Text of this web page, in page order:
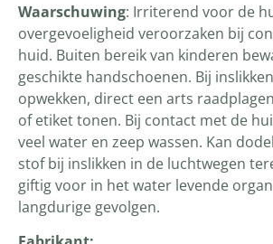
Waarschuwing: Irriterend voor de
overgevoeligheid veroorzaken bij
huid. Buiten bereik van kinderen
geschikte handschoenen. Bij
opwekken, direct een arts
of etiket tonen. Bij contact met de
veel water en zeep wassen. Kan
stof bij inslikken in de luchtwegen
giftig voor in het water levende
langdurige gevolgen.